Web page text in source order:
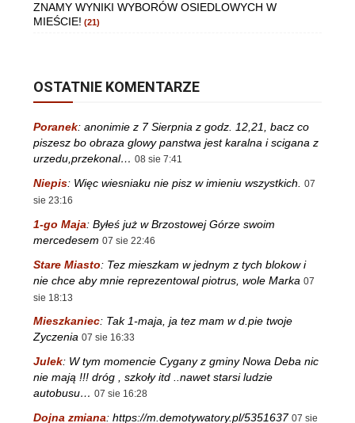
ZNAMY WYNIKI WYBORÓW OSIEDLOWYCH W
MIEŚCIE! (21)
OSTATNIE KOMENTARZE
Poranek: anonimie z 7 Sierpnia z godz. 12,21, bacz co
piszesz bo obraza glowy panstwa jest karalna i scigana z
urzedu,przekonal… 08 sie 7:41
Niepis: Więc wiesniaku nie pisz w imieniu wszystkich.
07
sie 23:16
1-go Maja: Byłeś już w Brzostowej Górze swoim
mercedesem 07 sie 22:46
Stare Miasto: Tez mieszkam w jednym z tych blokow i
nie chce aby mnie reprezentowal piotrus, wole Marka 07
sie 18:13
Mieszkaniec: Tak 1-maja, ja tez mam w d.pie twoje
Zyczenia 07 sie 16:33
Julek: W tym momencie Cygany z gminy Nowa Deba nic
nie mają !!! dróg , szkoły itd ..nawet starsi ludzie
autobusu… 07 sie 16:28
Dojna zmiana: https://m.demotywatory.pl/5351637 07 sie